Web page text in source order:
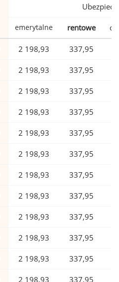
emerytalne rentowe
2 198,93 337,95
2 198,93 337,95
2 198,93 337,95
2 198,93 337,95
2 198,93 337,95
2 198,93 337,95
2 198,93 337,95
2 198,93 337,95
2 198,93 337,95
2 198,93 337,95
2 198,93 337,95
2 198,93 337,95